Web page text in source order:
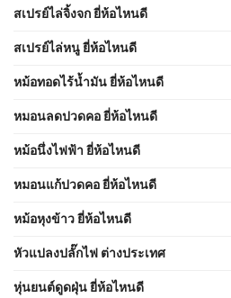
สเปรย์ไล่จิ้งจก ยี่ห้อไหนดี
สเปรย์ไล่หนู ยี่ห้อไหนดี
หม้อทอดไร้น้ำมัน ยี่ห้อไหนดี
หมอนลดปวดคอ ยี่ห้อไหนดี
หม้อนึ่งไฟฟ้า ยี่ห้อไหนดี
หมอนแก้ปวดคอ ยี่ห้อไหนดี
หม้อหุงข้าว ยี่ห้อไหนดี
หัวแปลงปลั๊กไฟ ต่างประเทศ
หุ่นยนต์ดูดฝุ่น ยี่ห้อไหนดี